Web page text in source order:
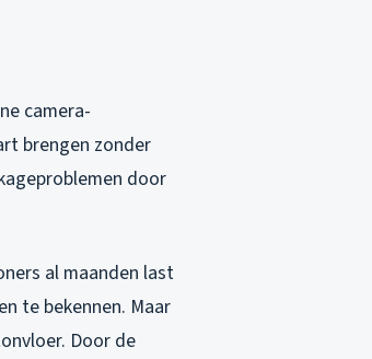
camera-
brengen zonder
door
al maanden last
te bekennen. Maar
Door de